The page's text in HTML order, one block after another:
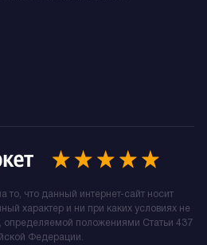
что данный интернет-сайт носит
характер и ни при каких условиях не
определяемой положениями Статьи 437
Федерации.